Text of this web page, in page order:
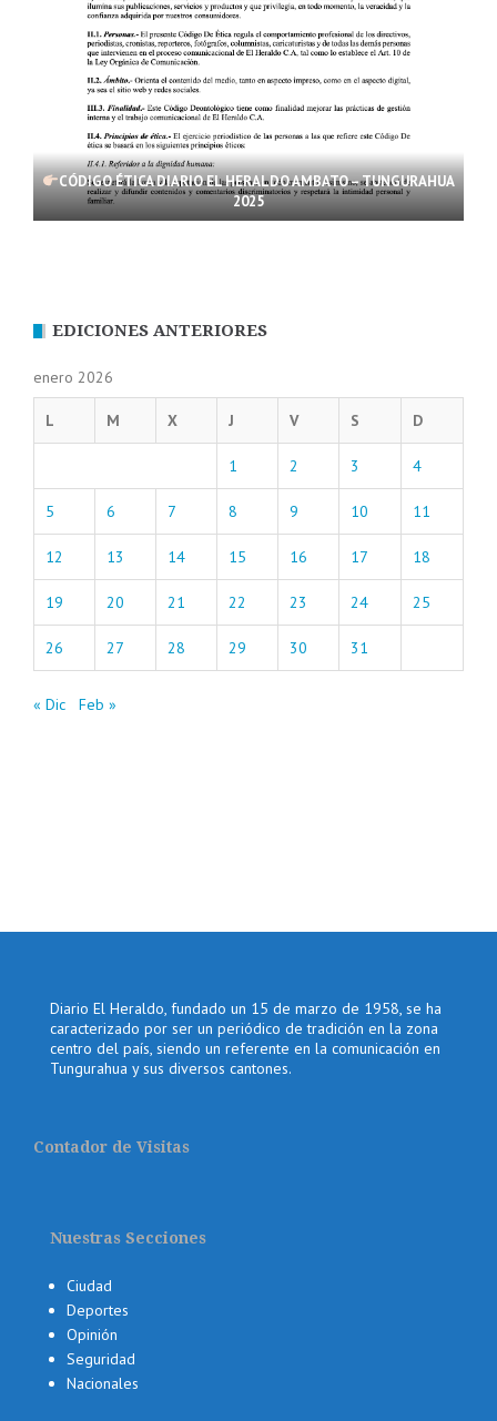
CÓDIGO ÉTICA DIARIO EL HERALDO AMBATO – TUNGURAHUA
2025
EDICIONES ANTERIORES
enero 2026
L M X J V S D
1 2 3 4
5 6 7 8 9 10 11
12 13 14 15 16 17 18
19 20 21 22 23 24 25
26 27 28 29 30 31
« Dic Feb »
Diario El Heraldo, fundado un 15 de marzo de 1958, se ha
caracterizado por ser un periódico de tradición en la zona
centro del país, siendo un referente en la comunicación en
Tungurahua y sus diversos cantones.
Contador de Visitas
Nuestras Secciones
Ciudad
Deportes
Opinión
Seguridad
Nacionales